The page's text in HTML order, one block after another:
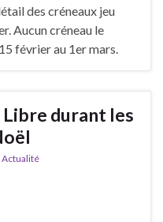
des créneaux jeu
Aucun créneau le
février au 1er mars.
Libre durant les
Actualité